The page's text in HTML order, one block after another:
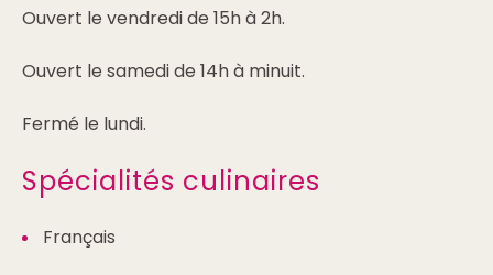
Ouvert le vendredi de 15h à 2h.
Ouvert le samedi de 14h à minuit.
Fermé le lundi.
Spécialités culinaires
Français